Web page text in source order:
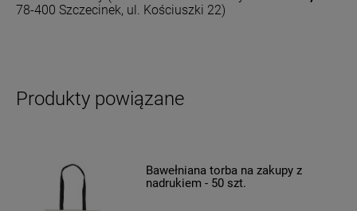
78-400 Szczecinek, ul. Kościuszki 22)
Produkty powiązane
Bawełniana torba na zakupy z
nadrukiem - 50 szt.